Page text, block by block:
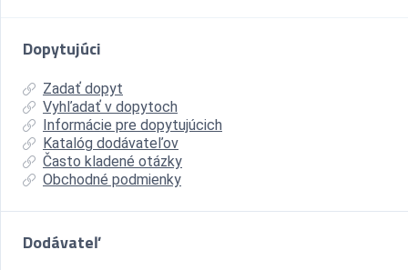
Dopytujúci
Zadať dopyt
Vyhľadať v dopytoch
Informácie pre dopytujúcich
Katalóg dodávateľov
Často kladené otázky
Obchodné podmienky
Dodávateľ